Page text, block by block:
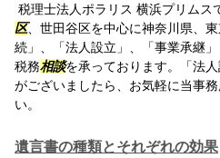
税理士法人ポラリス 横浜プリムス
区、世田谷区を中心に神奈川県、
続」、「法人設立」、「事業承継」
税務相談を承っております。「法
がございましたら、お気軽に当事
い。
遺言書の種類とそれぞれの効果